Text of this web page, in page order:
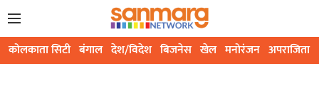
कोलकाता सिटी बंगाल देश/विदेश बिजनेस खेल मनोरंजन अपराजिता